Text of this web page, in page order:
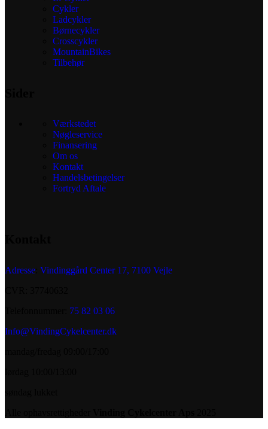
Cykler
Ladcykler
Børnecykler
Crosscykler
MountainBikes
Tilbehør
Værkstedet
Nøgleservice
Finansering
Om os
Kontakt
Handelsbetingelser
Fortryd Aftale
Adresse Vindinggård Center 17, 7100 Vejle
75 82 03 06
Info@VindingCykelcenter.dk